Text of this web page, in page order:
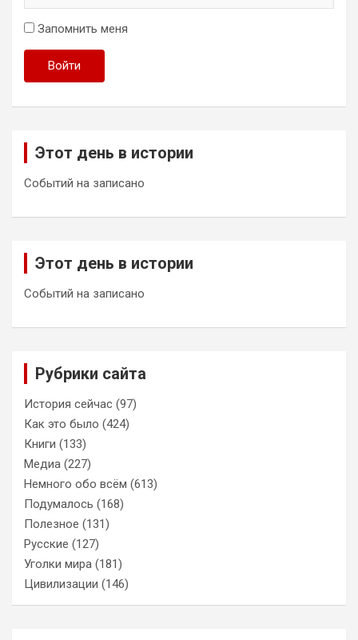
Запомнить меня
Войти
Этот день в истории
Событий на записано
Этот день в истории
Событий на записано
Рубрики сайта
История сейчас (97)
Как это было (424)
Книги (133)
Медиа (227)
Немного обо всём (613)
Подумалось (168)
Полезное (131)
Русские (127)
Уголки мира (181)
Цивилизации (146)